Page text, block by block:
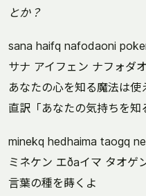
とか？
sana haifq nafodaoni
サナ アイフェン ナフォダ
あなたの心を知る魔法は使
直訳「あなたの気持ちを知
minekq hedhaima taogq
ミネケン エðaイマ タオゲ
言葉の種を蒔くよ